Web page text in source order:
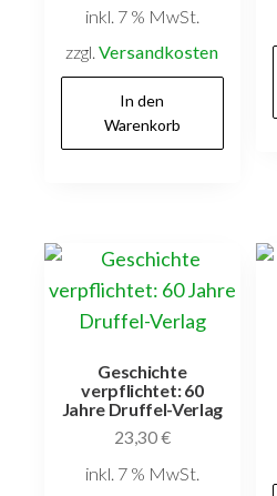
inkl. 7 % MwSt.
zzgl.Versandkosten
In den
Warenkorb
Geschichte
verpflichtet: 60
Jahre Druffel-Verlag
23,30€
inkl. 7 % MwSt.